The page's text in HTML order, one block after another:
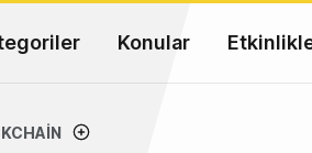
Konular